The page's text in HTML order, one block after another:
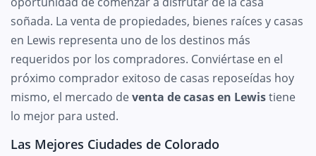
soñada. La venta de propiedades, bienes raíces y casas
en Lewis representa uno de los destinos más
requeridos por los compradores. Conviértase en el
próximo comprador exitoso de casas reposeídas hoy
mismo, el mercado deventa de casas en Lewistiene
lo mejor para usted.
Las Mejores Ciudades de Colorado